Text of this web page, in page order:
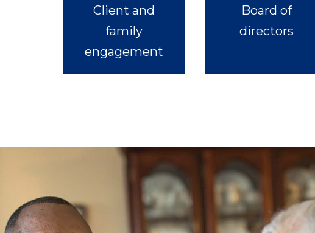
Client and
family
engagement
Board of
directors